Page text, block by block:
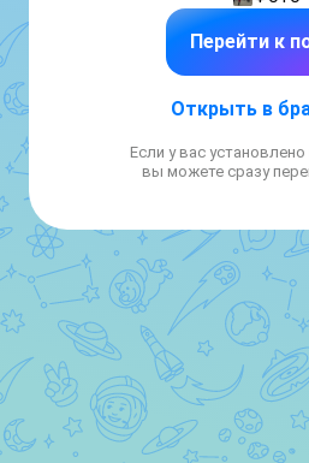
Перейти к
Открыть в
Если у вас
вы можете сразу